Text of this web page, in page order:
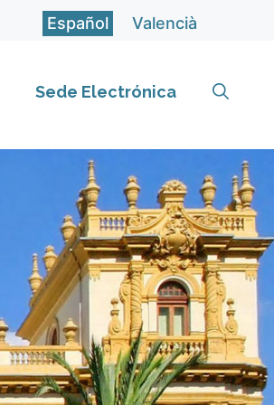
Español Valencià
Sede Electrónica